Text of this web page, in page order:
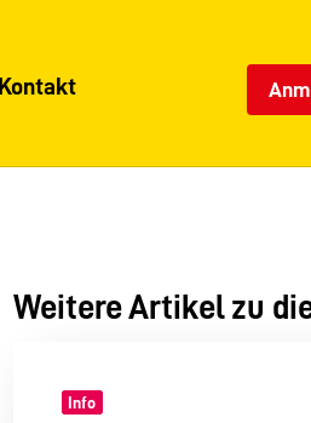
Kontakt
Weitere Artikel zu
Info